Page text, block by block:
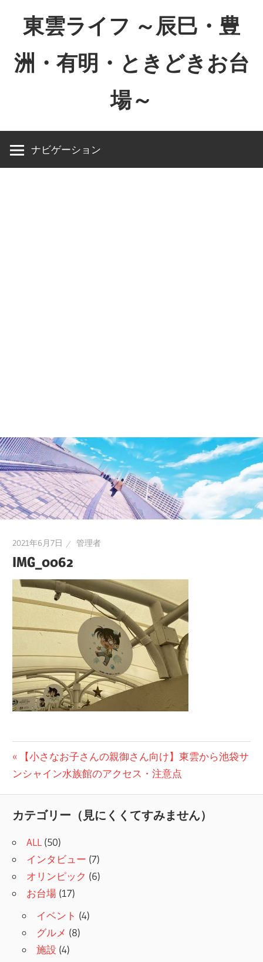
東雲ライフ ～辰巳・豊
洲・有明・ときどきお台
場～
ラ
～
ナビゲーション
2021年6月7日 管理者
IMG_0062
投
稿
ビ
ゲ
ー
シ
ョ
ン
前
の
【小さなお子さんの親御さん向け】東雲から池袋サ
ンシャイン水族館のアクセス・注意点
カテゴリー（見にくくてすみません）
ALL (50)
インタビュー (7)
オリンピック (6)
お台場 (17)
イベント (4)
グルメ (8)
施設 (4)